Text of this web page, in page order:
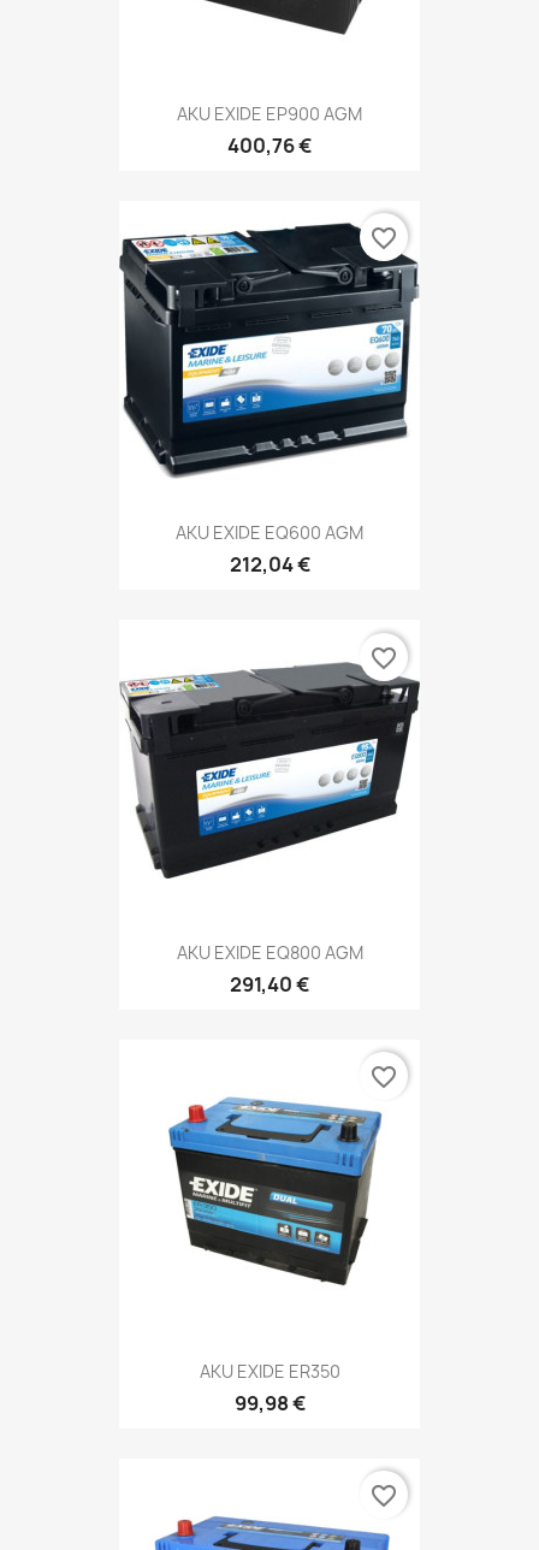
AKU EXIDE EP900 AGM
400,76 €
AKU EXIDE EQ600 AGM
212,04 €
favorite_border
AKU EXIDE EQ800 AGM
291,40 €
favorite_border
AKU EXIDE ER350
99,98 €
favorite_border
favorite_border